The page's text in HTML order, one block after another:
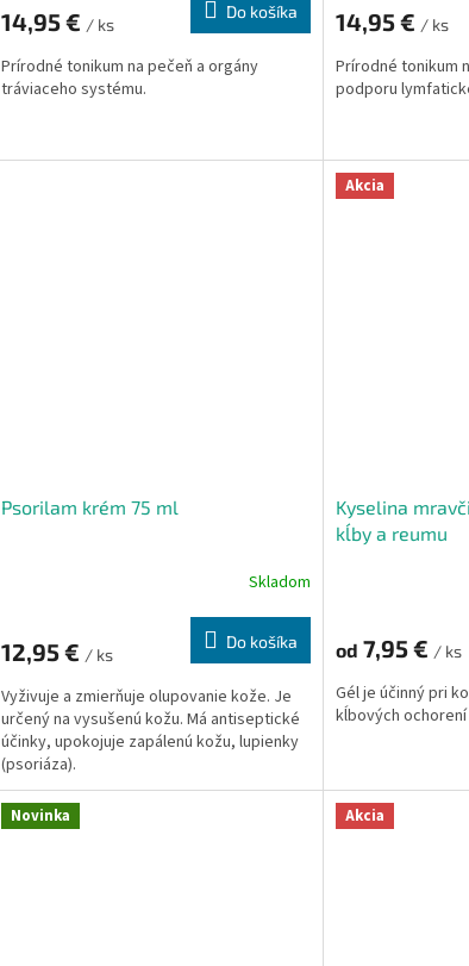
14,95 € / ks
Do košíka
Prírodné tonikum na pečeň a orgány
tráviaceho systému.
14,95 € / ks
Prírodné tonikum
podporu
Psorilam krém 75 ml
Skladom
12,95 € / ks
Do košíka
Vyživuje a zmierňuje olupovanie kože. Je
určený na vysušenú kožu. Má antiseptické
účinky, upokojuje zapálenú kožu, lupienky
(psoriáza).
Akcia
Kyselina
kĺby a reumu
od 7,95 € / ks
Gél je účinný pri
kĺbových
Novinka Akcia